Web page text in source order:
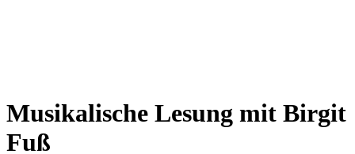
Musikalische Lesung mit Birgit
Fuß